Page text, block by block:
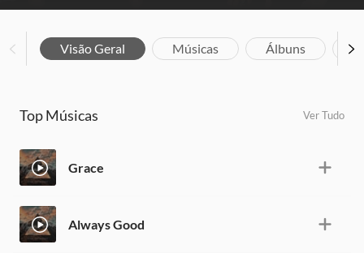
Visão Geral Músicas Álbuns
Top Músicas Ver Tudo
Grace
Always Good